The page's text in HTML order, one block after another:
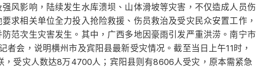
风影响，陆续发生水库溃坝、山体滑坡等灾害，不仅造成人员伤
求相关单位全力投入抢险救援、伤员救治及受灾民众安置工作，
范次生灾害发生。其中，广西多地因豪雨引发严重洪涝。南宁市
者会，说明横州市及宾阳县最新受灾情况。截至当日上午11时，
，受灾人数达8万4700人；宾阳县则有8606人受灾，原本需紧急